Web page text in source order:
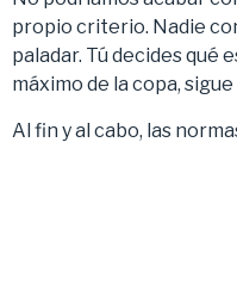
propio criterio. Nadie
paladar. Tú decides qué
máximo de la copa,
Al fin y al cabo, las